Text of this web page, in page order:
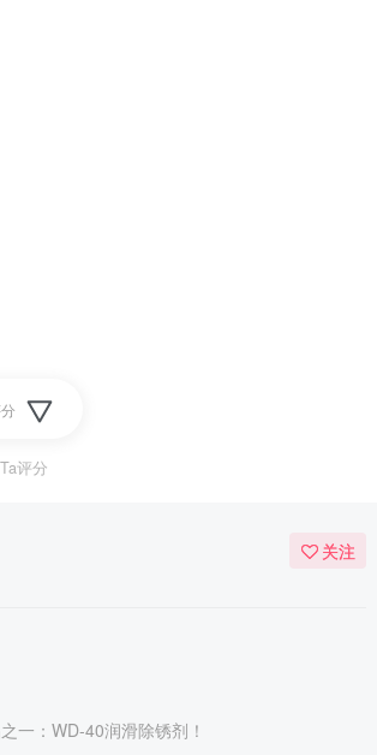
评分
关注
一：WD-40润滑除锈剂！